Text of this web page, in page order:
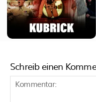
Schreib einen